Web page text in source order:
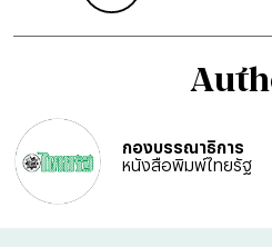
กองบรรณาธิการ
หนังสือพิมพ์ไทยรัฐ